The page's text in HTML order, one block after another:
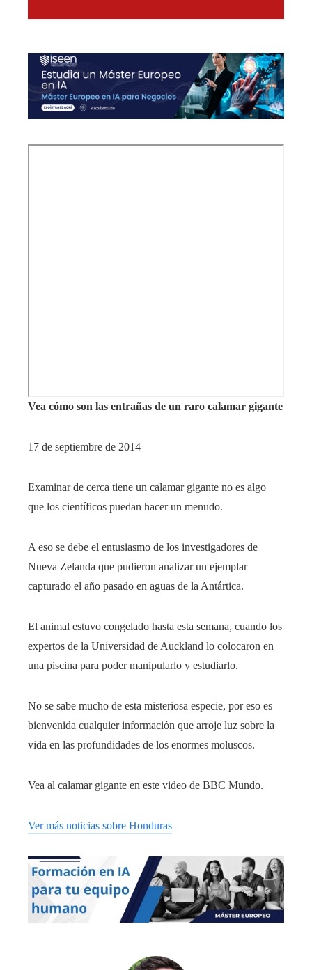
Vea cómo son las entrañas de un raro calamar gigante
17 de septiembre de 2014
Examinar de cerca tiene un calamar gigante no es algo
que los científicos puedan hacer un menudo.
A eso se debe el entusiasmo de los investigadores de
Nueva Zelanda que pudieron analizar un ejemplar
capturado el año pasado en aguas de la Antártica.
El animal estuvo congelado hasta esta semana, cuando los
expertos de la Universidad de Auckland lo colocaron en
una piscina para poder manipularlo y estudiarlo.
No se sabe mucho de esta misteriosa especie, por eso es
bienvenida cualquier información que arroje luz sobre la
vida en las profundidades de los enormes moluscos.
Vea al calamar gigante en este video de BBC Mundo.
Ver más noticias sobre Honduras